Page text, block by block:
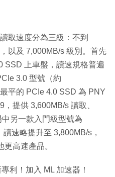
取速度分為三級：不到
以及 7,000MB/s 級別。首先
SSD 上車盤，讀速規格普遍
3.0 型號（約
平的 PCIe 4.0 SSD 為 PNY
提供 3,600MB/s 讀取、
另一款入門級型號為
速略提升至 3,800MB/s，
高速產品。
利！加入 ML 加速器！